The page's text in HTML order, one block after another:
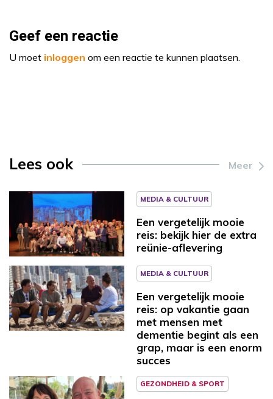
Geef een reactie
U moet inloggen om een reactie te kunnen plaatsen.
Lees ook Meer
MEDIA & CULTUUR
Een vergetelijk mooie
reis: bekijk hier de extra
reünie-aflevering
MEDIA & CULTUUR
Een vergetelijk mooie
reis: op vakantie gaan
met mensen met
dementie begint als een
grap, maar is een enorm
succes
GEZONDHEID & SPORT